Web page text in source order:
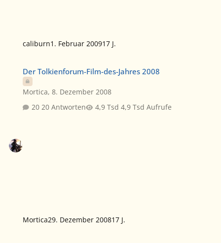
caliburn1. Februar 200917 J.
Der Tolkienforum-Film-des-Jahres 2008
Mortica,8. Dezember 2008
20 Antworten
4,9 Tsd Aufrufe
Mortica29. Dezember 200817 J.